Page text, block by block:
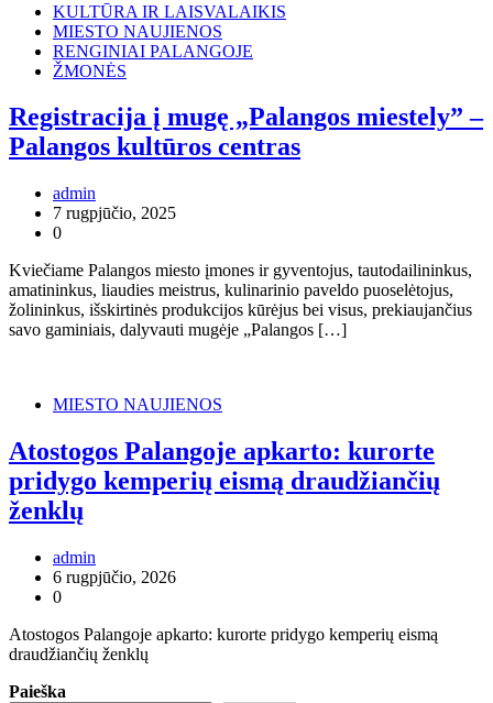
KULTŪRA IR LAISVALAIKIS
MIESTO NAUJIENOS
RENGINIAI PALANGOJE
ŽMONĖS
Registracija į mugę „Palangos miestely” –
Palangos kultūros centras
admin
7 rugpjūčio, 2025
0
Kviečiame Palangos miesto įmones ir gyventojus, tautodailininkus,
amatininkus, liaudies meistrus, kulinarinio paveldo puoselėtojus,
žolininkus, išskirtinės produkcijos kūrėjus bei visus, prekiaujančius
savo gaminiais, dalyvauti mugėje „Palangos […]
MIESTO NAUJIENOS
Atostogos Palangoje apkarto: kurorte
pridygo kemperių eismą draudžiančių
ženklų
admin
6 rugpjūčio, 2026
0
Atostogos Palangoje apkarto: kurorte pridygo kemperių eismą
draudžiančių ženklų
Paieška